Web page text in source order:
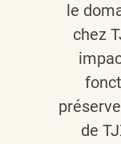
le
chez
de